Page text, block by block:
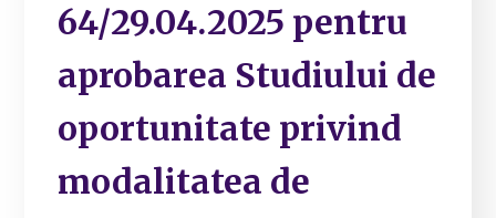
64/29.04.2025 pentru
aprobarea Studiului de
oportunitate privind
modalitatea de